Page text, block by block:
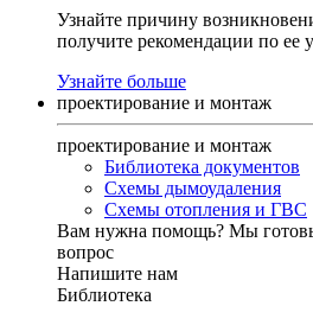
Узнайте причину
получите рекомендации по ее
Узнайте больше
проектирование и монтаж
проектирование и монтаж
Библиотека документов
Схемы дымоудаления
Схемы отопления и ГВС
Вам нужна помощь? Мы
вопрос
Напишите нам
Библиотека